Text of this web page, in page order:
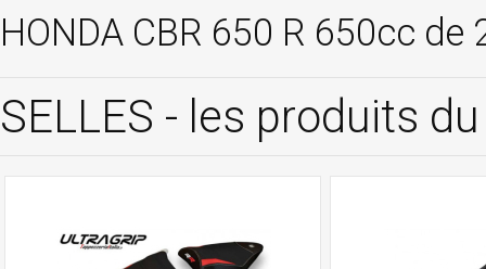
HONDA CBR 650 R 650cc de
SELLES - les produits